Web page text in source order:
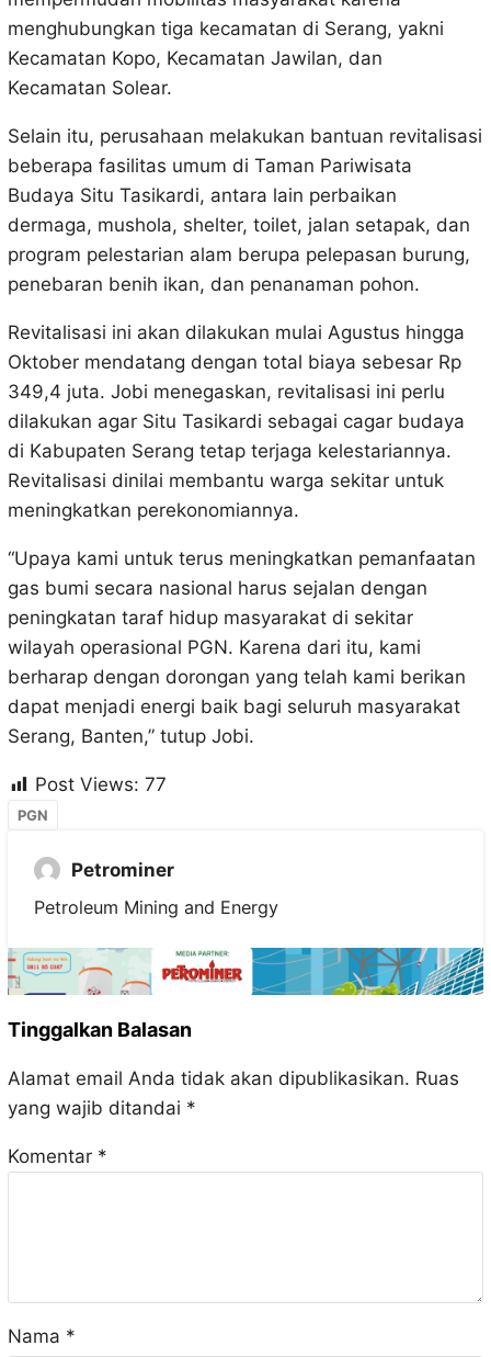
menghubungkan tiga kecamatan di Serang, yakni
Kecamatan Kopo, Kecamatan Jawilan, dan
Kecamatan Solear.
Selain itu, perusahaan melakukan bantuan revitalisasi
beberapa fasilitas umum di Taman Pariwisata
Budaya Situ Tasikardi, antara lain perbaikan
dermaga, mushola, shelter, toilet, jalan setapak, dan
program pelestarian alam berupa pelepasan burung,
penebaran benih ikan, dan penanaman pohon.
Revitalisasi ini akan dilakukan mulai Agustus hingga
Oktober mendatang dengan total biaya sebesar Rp
349,4 juta. Jobi menegaskan, revitalisasi ini perlu
dilakukan agar Situ Tasikardi sebagai cagar budaya
di Kabupaten Serang tetap terjaga kelestariannya.
Revitalisasi dinilai membantu warga sekitar untuk
meningkatkan perekonomiannya.
“Upaya kami untuk terus meningkatkan pemanfaatan
gas bumi secara nasional harus sejalan dengan
peningkatan taraf hidup masyarakat di sekitar
wilayah operasional PGN. Karena dari itu, kami
berharap dengan dorongan yang telah kami berikan
dapat menjadi energi baik bagi seluruh masyarakat
Serang, Banten,” tutup Jobi.
Post Views: 77
PGN
Petrominer
Petroleum Mining and Energy
Tinggalkan Balasan
Alamat email Anda tidak akan dipublikasikan. Ruas
yang wajib ditandai *
Komentar *
Nama *